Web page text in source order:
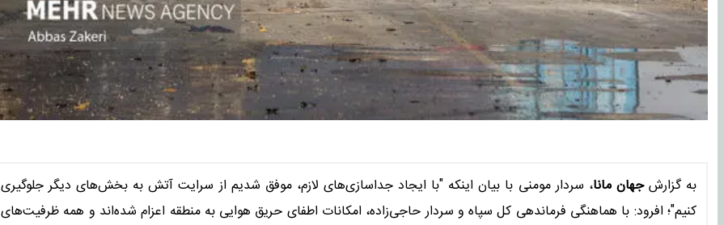
به گزارشجهان مانا، سردار مومنی با بیان اینکه "با ایجاد جداسازی‌های لازم، موفق شدیم از سرایت آتش به بخش‌های دیگر جلوگیری
کنیم"؛ افرود: با هماهنگی فرماندهی کل سپاه و سردار حاجی‌زاده، امکانات اطفای حریق هوایی به منطقه اعزام شده‌اند و همه ظرفیت‌های